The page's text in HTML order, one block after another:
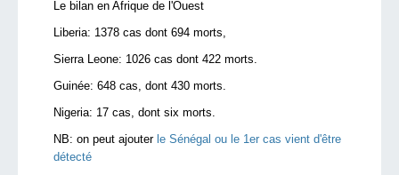
Le bilan en Afrique de l'Ouest
Liberia: 1378 cas dont 694 morts,
Sierra Leone: 1026 cas dont 422 morts.
Guinée: 648 cas, dont 430 morts.
Nigeria: 17 cas, dont six morts.
NB: on peut ajouter le Sénégal ou le 1er cas vient d'être
détecté